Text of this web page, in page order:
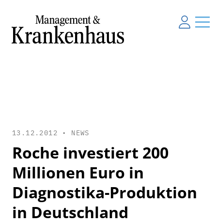
13.12.2012 • NEWS
Roche investiert 200
Millionen Euro in
Diagnostika-Produktion
in Deutschland